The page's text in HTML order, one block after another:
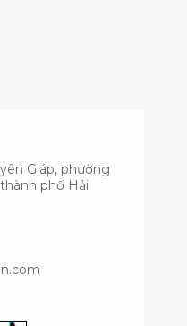
Giáp, phường
phố Hải